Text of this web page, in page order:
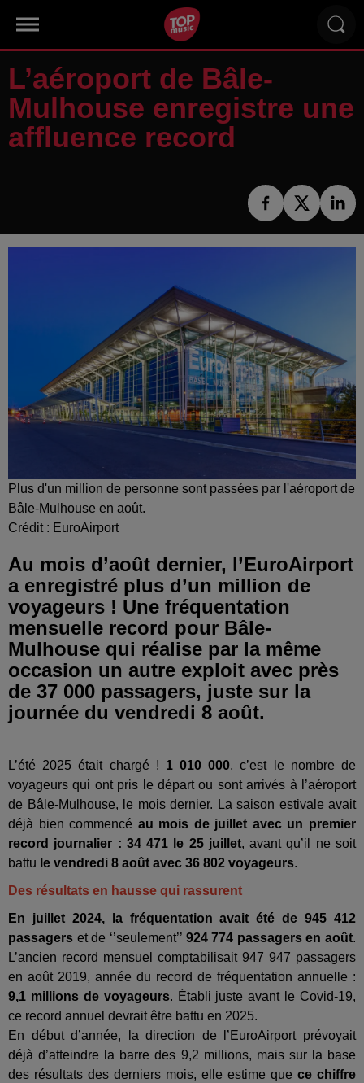
L’aéroport de Bâle-
Mulhouse enregistre une
affluence record
Plus d'un million de personne sont passées par l'aéroport de
Bâle-Mulhouse en août.
Crédit : EuroAirport
Au mois d’août dernier, l’EuroAirport
a enregistré plus d’un million de
voyageurs ! Une fréquentation
mensuelle record pour Bâle-
Mulhouse qui réalise par la même
occasion un autre exploit avec près
de 37 000 passagers, juste sur la
journée du vendredi 8 août.
L’été 2025 était chargé ! 1 010 000, c’est le nombre de
voyageurs qui ont pris le départ ou sont arrivés à l’aéroport
de Bâle-Mulhouse, le mois dernier. La saison estivale avait
déjà bien commencé au mois de juillet avec un premier
record journalier : 34 471 le 25 juillet, avant qu’il ne soit
battu le vendredi 8 août avec 36 802 voyageurs.
Des résultats en hausse qui rassurent
En juillet 2024, la fréquentation avait été de 945 412
passagers et de ‘’seulement’’ 924 774 passagers en août.
L’ancien record mensuel comptabilisait 947 947 passagers
en août 2019, année du record de fréquentation annuelle :
9,1 millions de voyageurs. Établi juste avant le Covid-19,
ce record annuel devrait être battu en 2025.
En début d’année, la direction de l’EuroAirport prévoyait
déjà d’atteindre la barre des 9,2 millions, mais sur la base
des résultats des derniers mois, elle estime que ce chiffre